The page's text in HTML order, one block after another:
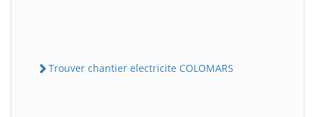
Trouver chantier electricite COLOMARS